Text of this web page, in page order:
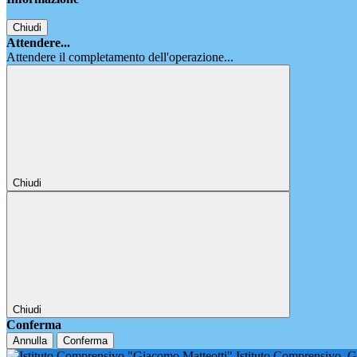
Chiudi
Attendere...
Attendere il completamento dell'operazione...
Chiudi
Chiudi
Conferma
Annulla Conferma